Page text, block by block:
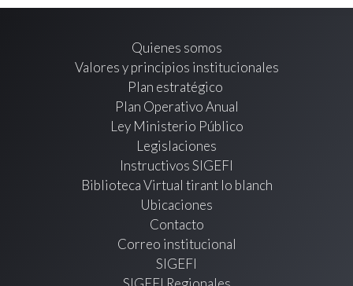
Quienes somos
Valores y principios institucionales
Plan estratégico
Plan Operativo Anual
Ley Ministerio Público
Legislaciones
Instructivos SIGEFI
Biblioteca Virtual tirant lo blanch
Ubicaciones
Contacto
Correo institucional
SIGEFI